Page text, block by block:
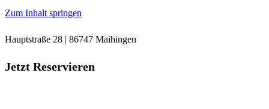
Zum Inhalt springen
Hauptstraße 28 | 86747 Maihingen
Jetzt Reservieren